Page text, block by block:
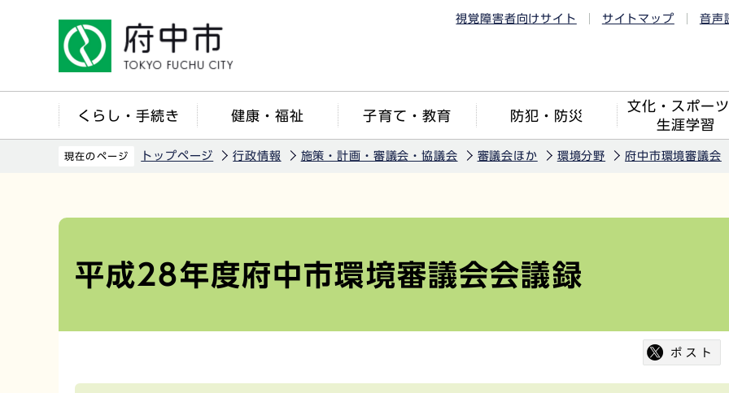
視覚障害者向けサイト サイトマップ 音声
くらし・手続き 健康・福祉 子育て・教育 防犯・防災
文化・スポー
生涯学習
現在のページ トップページ 行政情報 施策・計画・審議会・協議会 審議会ほか 環境分野 府中市環境審議会
平成28年度府中市環境審議会会議録